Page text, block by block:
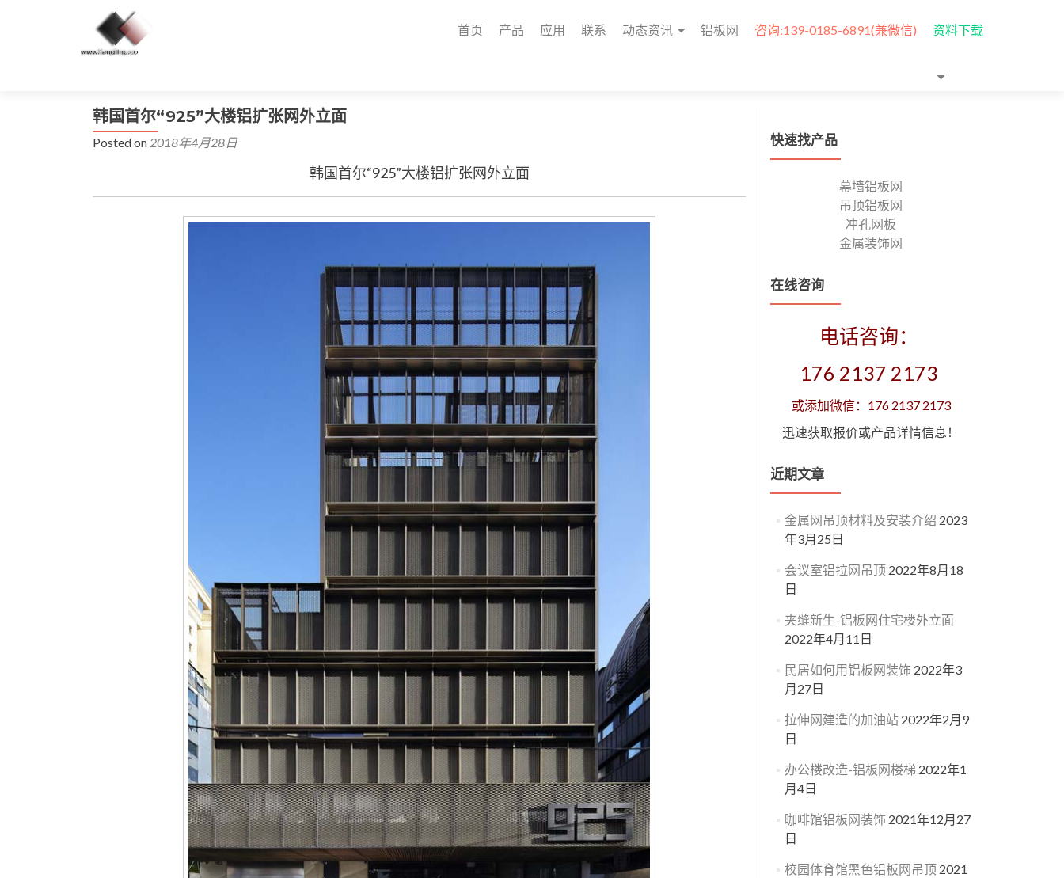
首页 产品 应用 联系 动态资讯 铝板网 咨询:139-0185-6891(兼微信) 资料下载
韩国首尔“925”大楼铝扩张网外立面
Posted on 2018年4月28日
韩国首尔“925”大楼铝扩张网外立面
快速找产品
幕墙铝板网
吊顶铝板网
冲孔网板
金属装饰网
在线咨询
电话咨询：
176 2137 2173
或添加微信：176 2137 2173
迅速获取报价或产品详情信息！
近期文章
金属网吊顶材料及安装介绍 2023
年3月25日
会议室铝拉网吊顶 2022年8月18
日
夹缝新生-铝板网住宅楼外立面
2022年4月11日
民居如何用铝板网装饰 2022年3
月27日
拉伸网建造的加油站 2022年2月9
日
办公楼改造-铝板网楼梯 2022年1
月4日
咖啡馆铝板网装饰 2021年12月27
日
校园体育馆黑色铝板网吊顶 2021